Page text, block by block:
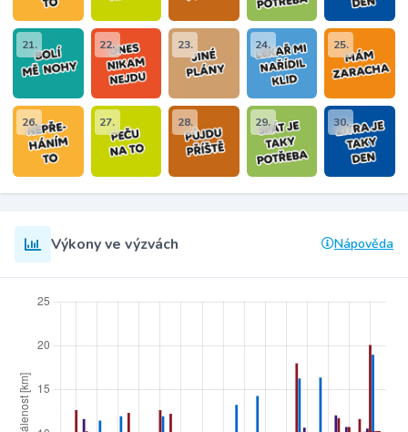
21. 22. 23. 24. 25.
26. 27. 28. 29. 30.
Výkony ve výzvách Nápověda